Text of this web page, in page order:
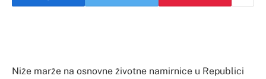
Niže marže na osnovne životne namirnice u Republici